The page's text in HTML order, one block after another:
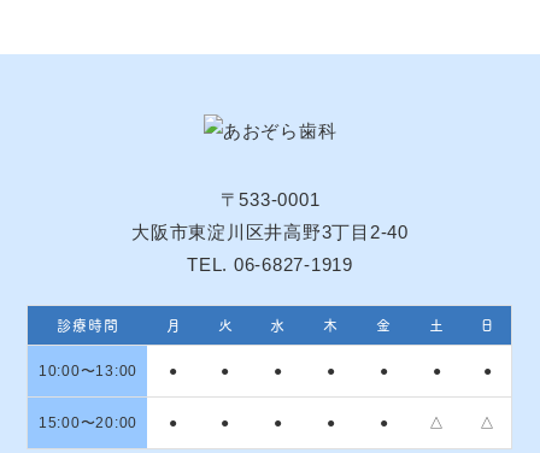
〒533-0001
大阪市東淀川区井高野3丁目2-40
TEL. 06-6827-1919
診療時間 月 火 水 木 金 土 日
10:00〜13:00 ● ● ● ● ● ● ●
15:00〜20:00 ● ● ● ● ● △ △